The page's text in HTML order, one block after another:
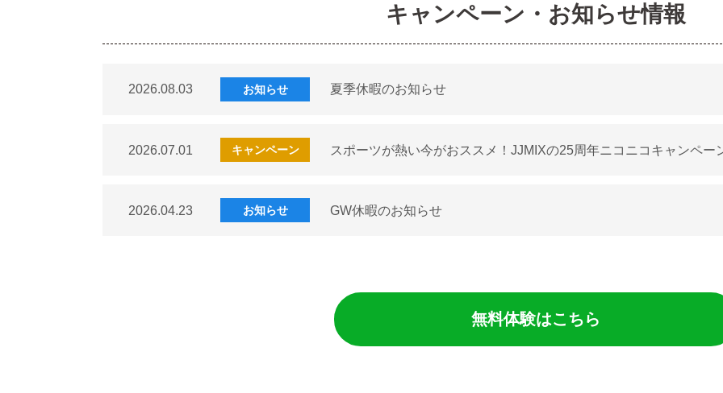
キャンペーン・お知らせ情報
2026.08.03 お知らせ 夏季休暇のお知らせ
2026.07.01 キャンペーン スポーツが熱い今がおススメ！JJMIXの25周年ニコニコキャンペー
2026.04.23 お知らせ GW休暇のお知らせ
無料体験はこちら